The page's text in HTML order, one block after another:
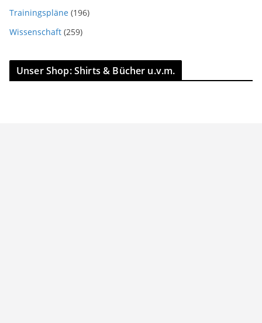
Trainingspläne (196)
Wissenschaft (259)
Unser Shop: Shirts & Bücher u.v.m.